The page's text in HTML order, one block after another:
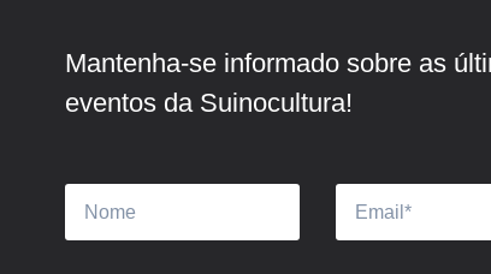
Mantenha-se informado sobre as
eventos da Suinocultura!